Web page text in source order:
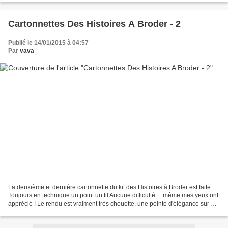
Cartonnettes Des Histoires A Broder - 2
Publié le 14/01/2015 à 04:57
Par vava
La deuxième et dernière cartonnette du kit des Histoires à Broder est faite
Toujours en technique un point un fil Aucune difficulté ... même mes yeux ont
apprécié ! Le rendu est vraiment très chouette, une pointe d'élégance sur un